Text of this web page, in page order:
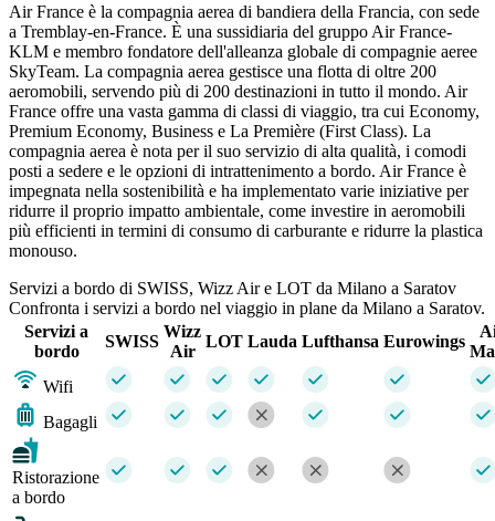
Air France è la compagnia aerea di bandiera della Francia, con sede
a Tremblay-en-France. È una sussidiaria del gruppo Air France-
KLM e membro fondatore dell'alleanza globale di compagnie aeree
SkyTeam. La compagnia aerea gestisce una flotta di oltre 200
aeromobili, servendo più di 200 destinazioni in tutto il mondo. Air
France offre una vasta gamma di classi di viaggio, tra cui Economy,
Premium Economy, Business e La Première (First Class). La
compagnia aerea è nota per il suo servizio di alta qualità, i comodi
posti a sedere e le opzioni di intrattenimento a bordo. Air France è
impegnata nella sostenibilità e ha implementato varie iniziative per
ridurre il proprio impatto ambientale, come investire in aeromobili
più efficienti in termini di consumo di carburante e ridurre la plastica
monouso.
Servizi a bordo di SWISS, Wizz Air e LOT da Milano a Saratov
Confronta i servizi a bordo nel viaggio in plane da Milano a Saratov.
Servizi a
bordo
SWISS
Wizz
Air
LOT Lauda Lufthansa Eurowings
Wifi
Bagagli
Ristorazione
a bordo